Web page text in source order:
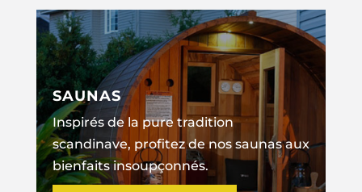
SAUNAS
Inspirés de la pure tradition
scandinave, profitez de nos saunas aux
bienfaits insoupçonnés.